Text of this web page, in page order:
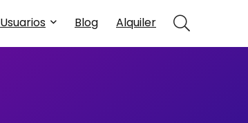
Usuarios Blog Alquiler